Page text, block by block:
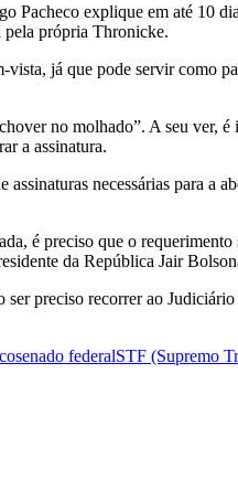
explique em até 10
pela própria Thronicke.
já que pode servir como
no molhado”. A seu ver,
a assinatura.
necessárias para a
é preciso que o
da República Jair
preciso recorrer ao Judiciário
senado federalSTF (Supremo